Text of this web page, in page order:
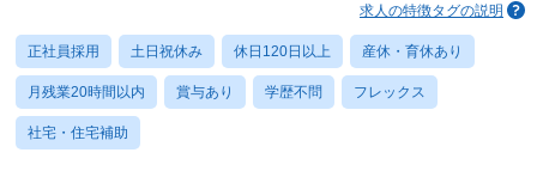
求人の特徴タグの説明
正社員採用 土日祝休み 休日120日以上 産休・育休あり
月残業20時間以内 賞与あり 学歴不問 フレックス
社宅・住宅補助